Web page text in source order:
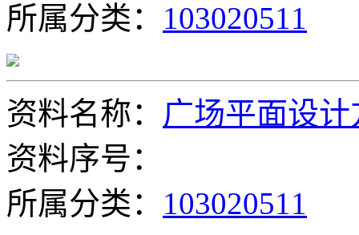
所属分类： 103020511
资料名称： 广场平面设计
资料序号：
所属分类： 103020511